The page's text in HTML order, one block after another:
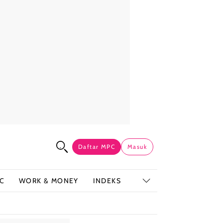
Daftar MPC Masuk
WORK & MONEY INDEKS